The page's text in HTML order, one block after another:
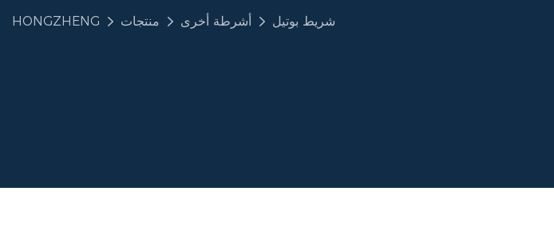
HONGZHENG منتجات أشرطة أخرى شريط بوتيل